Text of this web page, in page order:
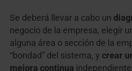
Se deberá llevar a cabo un
negocio de la empresa, elegir
alguna área o sección de la
“bondad” del sistema, y crear
mejora continua